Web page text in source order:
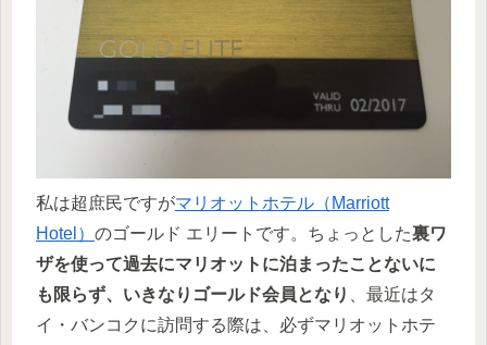
私は超庶民ですがマリオットホテル（Marriott
Hotel） のゴールド エリートです。ちょっとした裏ワ
ザを使って過去にマリオットに泊まったことないに
も限らず、いきなりゴールド会員となり
、最近はタ
イ・バンコクに訪問する際は、必ずマリオットホテ